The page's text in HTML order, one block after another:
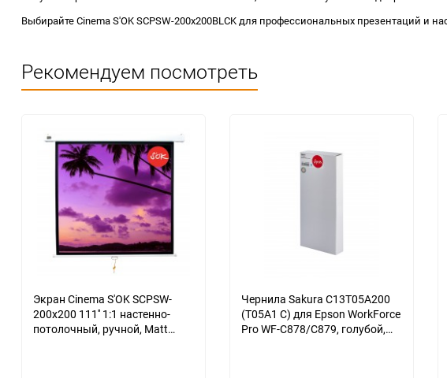
Выбирайте Cinema S'OK SCPSW-200x200BLCK для профессиональных презентаций
Рекомендуем посмотреть
Экран Cinema S'OK SCPSW-
200x200 111'' 1:1 настенно-
потолочный, ручной, Matt
Чернила Sakura C13T05A200
(T05A1 C) для Epson WorkForce
Pro WF-C878/C879, голубой,